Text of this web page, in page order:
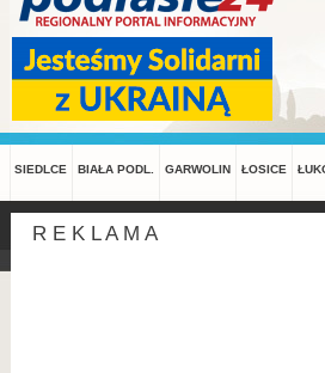
SIEDLCE BIAŁA PODL. GARWOLIN ŁOSICE
R E K L A M A